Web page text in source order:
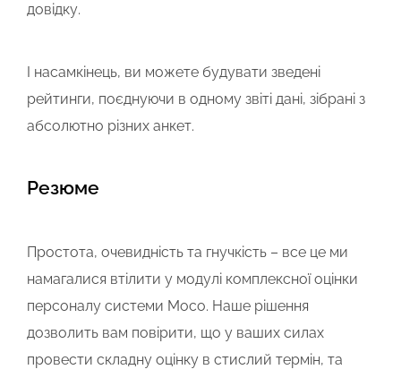
довідку.
І насамкінець, ви можете будувати зведені
рейтинги, поєднуючи в одному звіті дані, зібрані з
абсолютно різних анкет.
Резюме
Простота, очевидність та гнучкість – все це ми
намагалися втілити у модулі комплексної оцінки
персоналу системи Мосо. Наше рішення
дозволить вам повірити, що у ваших силах
провести складну оцінку в стислий термін, та